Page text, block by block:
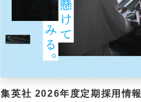
集英社 2026年度定期採用情報